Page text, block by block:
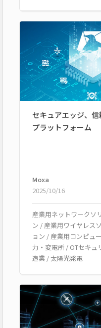
セキュアエッジ、信
プラットフォーム
Moxa
2025/10/16
産業用ネットワークソ
ン / 産業用ワイヤレス
ョン / 産業用コンピュ
力・変電所 / OTセキュ
造業 /太陽光発電